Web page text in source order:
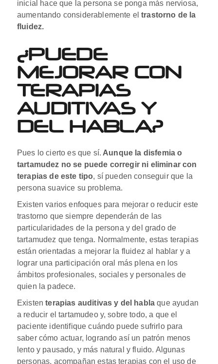
inicial hace que la persona se ponga más nerviosa,
aumentando considerablemente eltrastorno de la
fluidez.
¿PUEDE
MEJORAR CON
TERAPIAS
AUDITIVAS Y
DEL HABLA?
Pues lo cierto es que sí. Aunque la disfemia o
tartamudez no se puede corregir ni eliminar con
terapias de este tipo, sí pueden conseguir que la
persona suavice su problema.
Existen varios enfoques para mejorar o reducir este
trastorno que siempre dependerán de las
particularidades de la persona y del grado de
tartamudez que tenga. Normalmente, estas terapias
están orientadas a mejorar la fluidez al hablar y a
lograr una participación oral más plena en los
ámbitos profesionales, sociales y personales de
quien la padece.
Existenterapias auditivas y del habla que ayudan
a reducir el tartamudeo y, sobre todo, a que el
paciente identifique cuándo puede sufrirlo para
saber cómo actuar, logrando así un patrón menos
lento y pausado, y más natural y fluido. Algunas
personas, acompañan estas terapias con el uso de